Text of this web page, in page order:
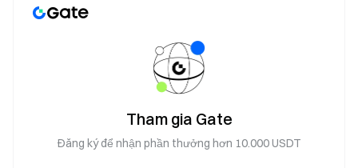
Nhưng câu hỏi thực sự khi đó với tôi không phải là con
đường nào an toàn hơn. Đó là hướng đi nào dẫn đến sự
chuyển dịch cấu trúc tiếp theo.
Thời điểm ấy, Blockchain vẫn chỉ là một ý tưởng mới nổi,
chưa có đồng thuận rộng rãi. Đó là lĩnh vực bất định và dễ bị
bỏ qua. Chính vì vậy, nó đòi hỏi niềm tin và sự kiên nhẫn. Nhìn
Tham gia Gate
Đăng ký để nhận phần thưởng hơn 10.000 USDT